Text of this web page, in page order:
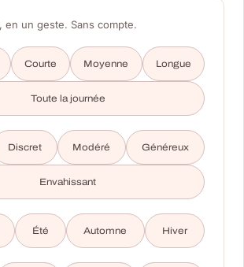
en un geste. Sans compte.
Courte Moyenne Longue
Toute la journée
Discret Modéré Généreux
Envahissant
Été Automne Hiver